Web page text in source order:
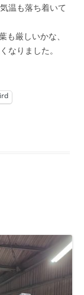
温も落ち着いて
も厳しいかな、
なりました。